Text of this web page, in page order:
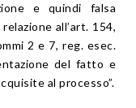
e quindi falsa
all’art. 154,
2 e 7, reg. esec.
del fatto e
al processo”.